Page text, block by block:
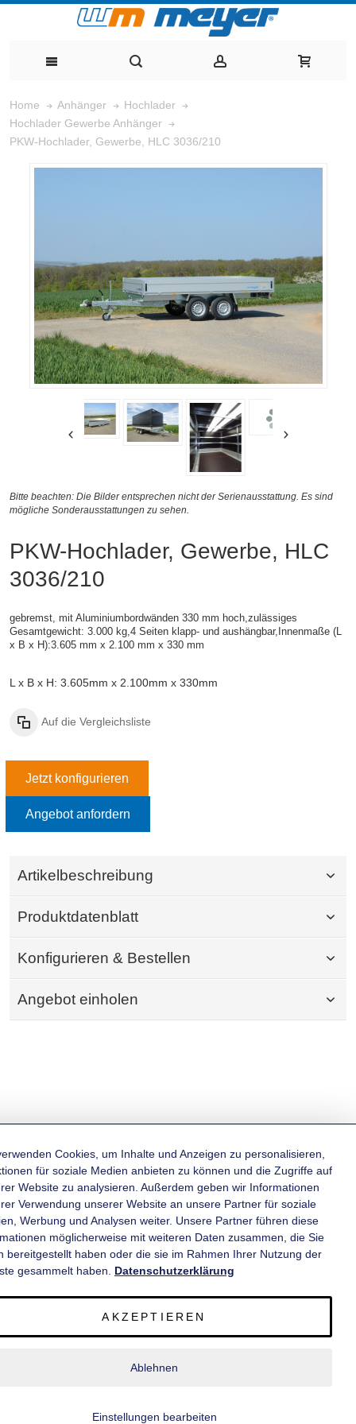
Home Anhänger
Hochlader
Hochlader Gewerbe Anhänger
PKW-Hochlader, Gewerbe, HLC 3036/210
Bitte beachten: Die Bilder entsprechen nicht der Serienausstattung. Es sind
mögliche Sonderausstattungen zu sehen.
PKW-Hochlader, Gewerbe, HLC
3036/210
gebremst, mit Aluminiumbordwänden 330 mm hoch,zulässiges
Gesamtgewicht: 3.000 kg,4 Seiten klapp- und aushängbar, Innenmaße (L
x B x H):3.605 mm x 2.100 mm x 330 mm
L x B x H: 3.605mm x 2.100mm x 330mm
Auf die Vergleichsliste
Jetzt konfigurieren
Angebot anfordern
Artikelbeschreibung
Produktdatenblatt
Konfigurieren & Bestellen
Angebot einholen
KATEGORIEN
INFORMATIONEN
© 2020 wm meyer® Fahrzeugbau AG. Alle Rechte vorbehalten.
Cookies, um Inhalte und Anzeigen zu personalisieren,
für soziale Medien anbieten zu können und die Zugriffe auf
Website zu analysieren. Außerdem geben wir Informationen
Verwendung unserer Website an unsere Partner für soziale
Werbung und Analysen weiter. Unsere Partner führen diese
möglicherweise mit weiteren Daten zusammen, die Sie
bereitgestellt haben oder die sie im Rahmen Ihrer Nutzung der
gesammelt haben. Datenschutzerklärung
AKZEPTIEREN
Ablehnen
Einstellungen bearbeiten